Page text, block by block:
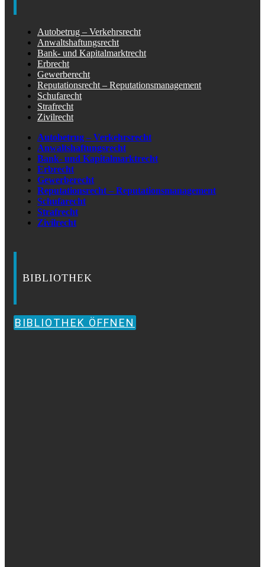
Autobetrug – Verkehrsrecht
Anwaltshaftungsrecht
Bank- und Kapitalmarktrecht
Erbrecht
Gewerberecht
Reputationsrecht – Reputationsmanagement
Schufarecht
Strafrecht
Zivilrecht
Autobetrug – Verkehrsrecht
Anwaltshaftungsrecht
Bank- und Kapitalmarktrecht
Erbrecht
Gewerberecht
Reputationsrecht – Reputationsmanagement
Schufarecht
Strafrecht
Zivilrecht
BIBLIOTHEK
BIBLIOTHEK ÖFFNEN